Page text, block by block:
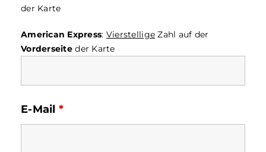
der Karte
American Express: Vierstellige Zahl auf der
Vorderseiteder Karte
E-Mail *